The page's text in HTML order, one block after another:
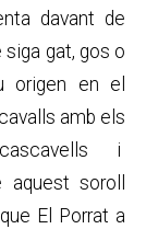
davant de
gat, gos o
origen en el
amb els
i
soroll
El Porrat a